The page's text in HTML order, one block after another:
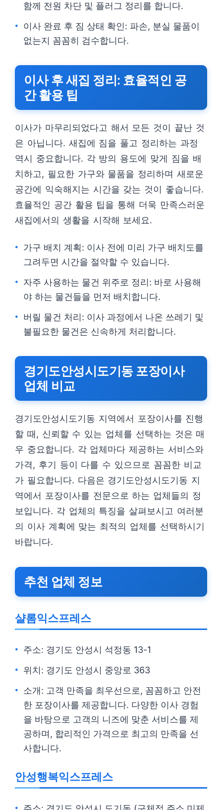
함께 전원 차단 및 플러그 정리를 합니다.
이사 완료 후 짐 상태 확인: 파손, 분실 물품이
없는지 꼼꼼히 검수합니다.
이사 후 새집 정리: 효율적인 공
간 활용 팁
이사가 마무리되었다고 해서 모든 것이 끝난 것
은 아닙니다. 새집에 짐을 풀고 정리하는 과정
역시 중요합니다. 각 방의 용도에 맞게 짐을 배
치하고, 필요한 가구와 물품을 정리하며 새로운
공간에 익숙해지는 시간을 갖는 것이 좋습니다.
효율적인 공간 활용 팁을 통해 더욱 만족스러운
새집에서의 생활을 시작해 보세요.
가구 배치 계획: 이사 전에 미리 가구 배치도를
그려두면 시간을 절약할 수 있습니다.
자주 사용하는 물건 위주로 정리: 바로 사용해
야 하는 물건들을 먼저 배치합니다.
버릴 물건 처리: 이사 과정에서 나온 쓰레기 및
불필요한 물건은 신속하게 처리합니다.
경기도안성시도기동 포장이사
업체 비교
경기도안성시도기동 지역에서 포장이사를 진행
할 때, 신뢰할 수 있는 업체를 선택하는 것은 매
우 중요합니다. 각 업체마다 제공하는 서비스와
가격, 후기 등이 다를 수 있으므로 꼼꼼한 비교
가 필요합니다. 다음은 경기도안성시도기동 지
역에서 포장이사를 전문으로 하는 업체들의 정
보입니다. 각 업체의 특징을 살펴보시고 여러분
의 이사 계획에 맞는 최적의 업체를 선택하시기
바랍니다.
추천 업체 정보
샬롬익스프레스
주소: 경기도 안성시 석정동 13-1
위치: 경기도 안성시 중앙로 363
소개: 고객 만족을 최우선으로, 꼼꼼하고 안전
한 포장이사를 제공합니다. 다양한 이사 경험
을 바탕으로 고객의 니즈에 맞춘 서비스를 제
공하며, 합리적인 가격으로 최고의 만족을 선
사합니다.
안성행복익스프레스